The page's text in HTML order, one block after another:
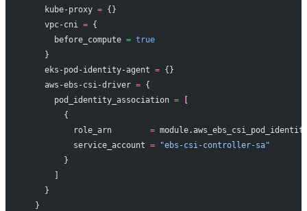
    kube-proxy
= {}
    vpc-cni
= {
      before_compute
= true
    }
    eks-pod-identity-agent
= {}
    aws-ebs-csi-driver
= {
      pod_identity_association
= [
        {
          role_arn
=
          service_account
= "ebs-csi-controller-sa"
        }
    }
  }